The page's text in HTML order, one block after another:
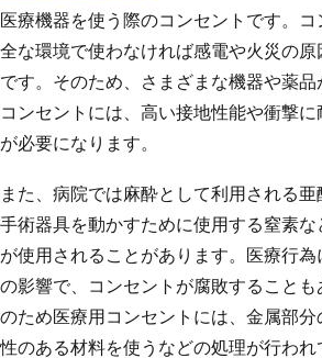
医療機器を使う際のコンセントです。
全な環境で使わなければ感電や火災の
です。そのため、さまざまな機器や薬品
コンセントには、高い接地性能や衝撃
が必要になります。
また、病院では麻酔として利用される亜
手術器具を動かすために使用する窒素な
が使用されることがあります。医療行為
の影響で、コンセントが腐敗することも
のため医療用コンセントには、金属部分
性のある材料を使うなどの処理が行われ